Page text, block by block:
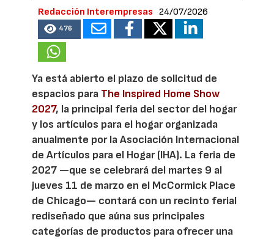
Redacción Interempresas 24/07/2026
476
Ya está abierto el plazo de solicitud de
espacios para The Inspired Home Show
2027, la principal feria del sector del hogar
y los artículos para el hogar organizada
anualmente por la Asociación Internacional
de Artículos para el Hogar (IHA). La feria de
2027 —que se celebrará del martes 9 al
jueves 11 de marzo en el McCormick Place
de Chicago— contará con un recinto ferial
rediseñado que aúna sus principales
categorías de productos para ofrecer una